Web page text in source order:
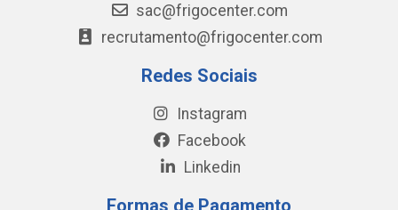
sac@frigocenter.com
recrutamento@frigocenter.com
Redes Sociais
Instagram
Facebook
Linkedin
Formas de Pagamento